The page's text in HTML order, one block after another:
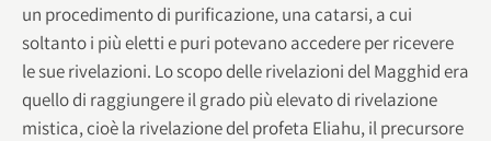
un procedimento di purificazione, una catarsi, a cui
soltanto i più eletti e puri potevano accedere per ricevere
le sue rivelazioni. Lo scopo delle rivelazioni del Magghid era
quello di raggiungere il grado più elevato di rivelazione
mistica, cioè la rivelazione del profeta Eliahu, il precursore